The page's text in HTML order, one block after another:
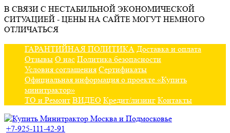
В СВЯЗИ С НЕСТАБИЛЬНОЙ ЭКОНОМИЧЕСКОЙ
СИТУАЦИЕЙ - ЦЕНЫ НА САЙТЕ МОГУТ НЕМНОГО
ОТЛИЧАТЬСЯ
ГАРАНТИЙНАЯ ПОЛИТИКА Доставка и оплата
Отзывы О нас Политика безопасности
Условия соглашения Сертификаты
Официальная информация о проекте «Купить
минитрактор»
ТО и Ремонт ВИДЕО Кредит/лизинг Контакты
+7-925-111-42-91